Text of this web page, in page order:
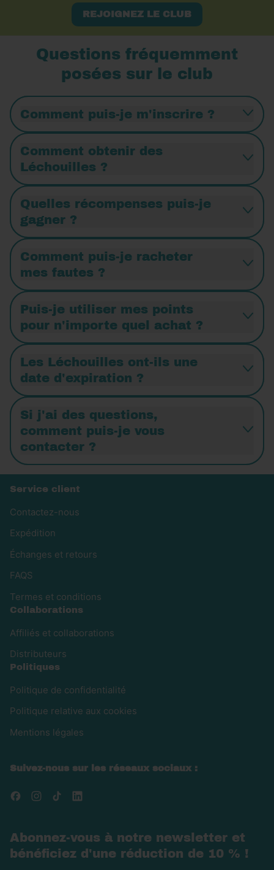
REJOIGNEZ LE CLUB
Questions fréquemment
posées sur le club
Comment puis-je m'inscrire ?
Comment obtenir des
Léchouilles ?
Quelles récompenses puis-je
gagner ?
Comment puis-je racheter
mes fautes ?
Puis-je utiliser mes points
pour n'importe quel achat ?
Les Léchouilles ont-ils une
date d'expiration ?
Si j'ai des questions,
comment puis-je vous
contacter ?
Service client
Contactez-nous
Expédition
Échanges et retours
FAQS
Termes et conditions
Collaborations
Affiliés et collaborations
Distributeurs
Politiques
Politique de confidentialité
Politique relative aux cookies
Mentions légales
Suivez-nous sur les réseaux sociaux :
FacebookInstagram
TikTok
Abonnez-vous à notre newsletter et
bénéficiez d'une réduction de 10 % !